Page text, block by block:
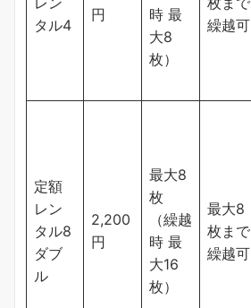
タル4
円
時 最
大8
枚）
繰越可
定額
レン
タル8
ダブ
ル
2,200
円
最大8
枚
（繰越
時 最
大16
枚）
最大8
枚まで
繰越可